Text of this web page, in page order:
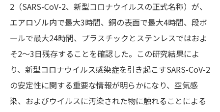
2（SARS-CoV-2、新型コロナウイルスの正式名称）が、
エアロゾル内で最大3時間、銅の表面で最大4時間、段ボ
ールで最大24時間、プラスチックとステンレスではおよ
そ2～3日残存することを確認した。この研究結果によ
り、新型コロナウイルス感染症を引き起こすSARS-CoV-2
の安定性に関する重要な情報が明らかになり、空気感
染、およびウイルスに汚染された物に触れることによる